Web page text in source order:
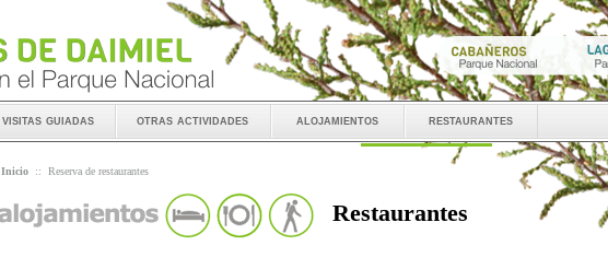
visitas guiadas otras actividades alojamientos restaurantes
Inicio :: Reserva de restaurantes
Restaurantes